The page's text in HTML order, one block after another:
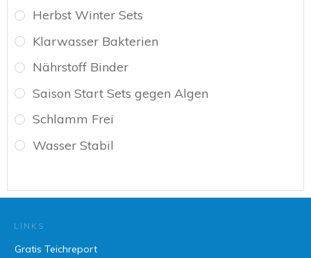
Herbst Winter Sets
Klarwasser Bakterien
Nährstoff Binder
Saison Start Sets gegen Algen
Schlamm Frei
Wasser Stabil
LINKS
Gratis Teichreport